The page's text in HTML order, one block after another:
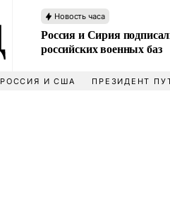
Новость часа
Россия и Сирия
российских военных баз
РОССИЯ И США ПРЕЗИДЕНТ